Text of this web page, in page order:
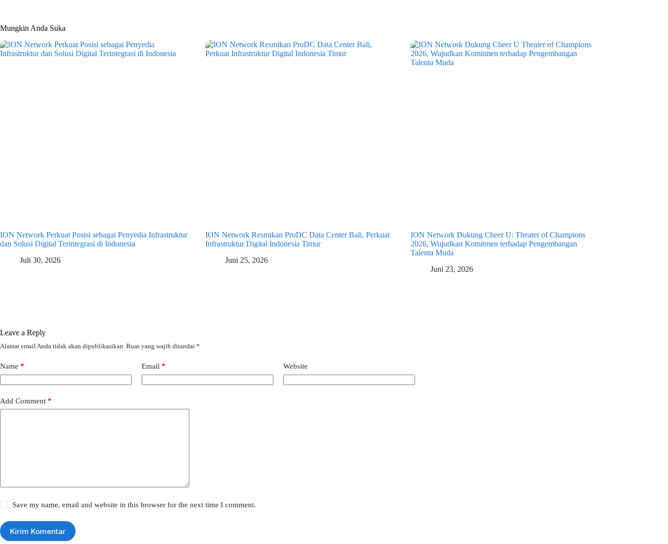
Mungkin Anda Suka
ION Network Perkuat Posisi sebagai Penyedia Infrastruktur
dan Solusi Digital Terintegrasi di Indonesia
Juli 30, 2026
ION Network Resmikan ProDC Data Center Bali, Perkuat
Infrastruktur Digital Indonesia Timur
Juni 25, 2026
ION Network Dukung Cheer U: Theater of Champions
2026, Wujudkan Komitmen terhadap Pengembangan
Talenta Muda
Juni 23, 2026
Leave a Reply
Alamat email Anda tidak akan dipublikasikan. Ruas yang wajib ditandai *
Name * Email * Website
Add Comment *
Save my name, email and website in this browser for the next time I comment.
Kirim Komentar